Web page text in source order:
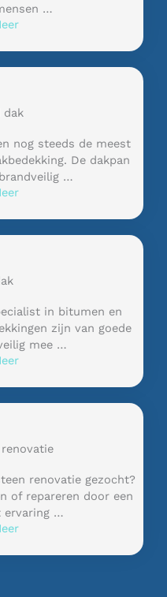
…
dak
nog steeds de meest
De dakpan
…
in bitumen en
zijn van goede
mee …
renovatie gezocht?
of repareren door een
ervaring …